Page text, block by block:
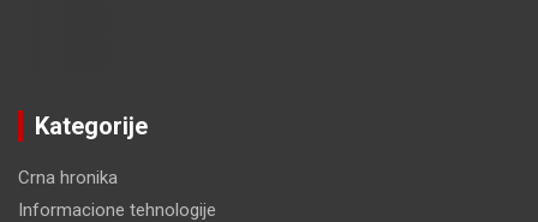
Kategorije
Crna hronika
Informacione tehnologije